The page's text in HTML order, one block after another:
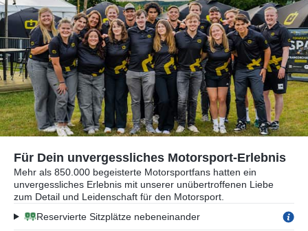
Für Dein unvergessliches Motorsport-Erlebnis
Mehr als 850.000 begeisterte Motorsportfans hatten ein
unvergessliches Erlebnis mit unserer unübertroffenen Liebe
zum Detail und Leidenschaft für den Motorsport.
Reservierte Sitzplätze nebeneinander